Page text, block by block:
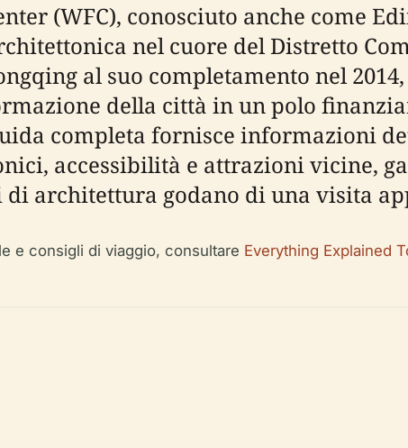
(WFC), conosciuto anche come
nel cuore del Distretto
al suo completamento nel
della città in un polo
completa fornisce informazioni
accessibilità e attrazioni vicine,
architettura godano di una visita
e consigli di viaggio, consultare Everything Explained